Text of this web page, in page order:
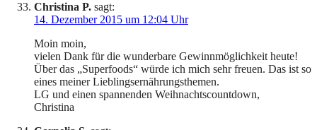
Christina P. sagt:
14. Dezember 2015 um 12:04 Uhr
Moin moin,
vielen Dank für die wunderbare Gewinnmöglichkeit heute!
Über das „Superfoods“ würde ich mich sehr freuen. Das ist so
eines meiner Lieblingsernährungsthemen.
LG und einen spannenden Weihnachtscountdown,
Christina